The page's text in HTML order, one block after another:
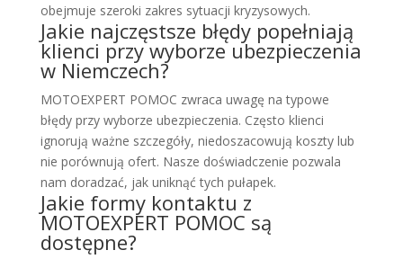
obejmuje szeroki zakres sytuacji kryzysowych.
Jakie najczęstsze błędy popełniają
klienci przy wyborze ubezpieczenia
w Niemczech?
MOTOEXPERT POMOC zwraca uwagę na typowe
błędy przy wyborze ubezpieczenia. Często klienci
ignorują ważne szczegóły, niedoszacowują koszty lub
nie porównują ofert. Nasze doświadczenie pozwala
nam doradzać, jak uniknąć tych pułapek.
Jakie formy kontaktu z
MOTOEXPERT POMOC są
dostępne?